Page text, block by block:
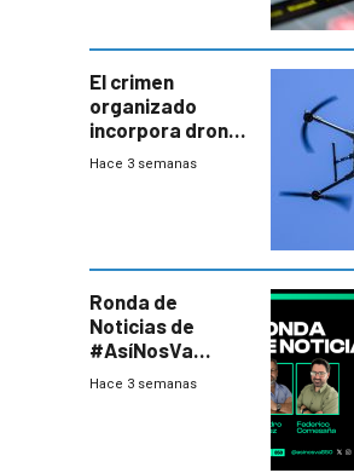
El crimen
organizado
incorpora drones
y abre un nuevo
Hace 3 semanas
Ronda de
Noticias de
#AsíNosVa
(20/7/26)
Hace 3 semanas